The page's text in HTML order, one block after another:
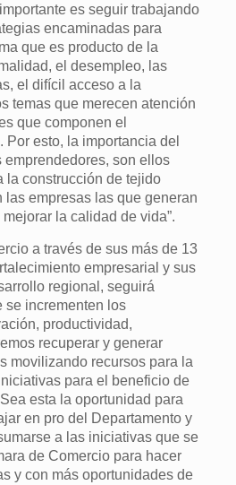
es seguir trabajando
encaminadas para
que es producto de la
el desempleo, las
el difícil acceso a la
temas que merecen atención
que componen el
Por esto, la importancia del
emprendedores, son ellos
la construcción de tejido
las empresas las que generan
la calidad de vida”.
a través de sus más de 13
empresarial y sus
regional, seguirá
se incrementen los
productividad,
recuperar y generar
movilizando recursos para la
para el beneficio de
esta la oportunidad para
en pro del Departamento y
a las iniciativas que se
de Comercio para hacer
y con más oportunidades de